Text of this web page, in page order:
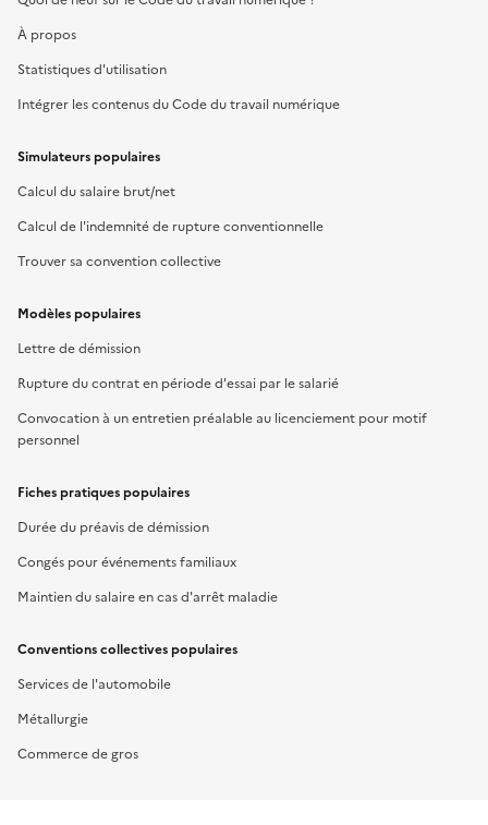
À propos
Statistiques d'utilisation
Intégrer les contenus du Code du travail numérique
Simulateurs populaires
Calcul du salaire brut/net
Calcul de l'indemnité de rupture conventionnelle
Trouver sa convention collective
Modèles populaires
Lettre de démission
Rupture du contrat en période d'essai par le salarié
Convocation à un entretien préalable au licenciement pour motif
personnel
Fiches pratiques populaires
Durée du préavis de démission
Congés pour événements familiaux
Maintien du salaire en cas d'arrêt maladie
Conventions collectives populaires
Services de l'automobile
Métallurgie
Commerce de gros